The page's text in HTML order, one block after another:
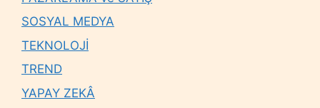
SOSYAL MEDYA
TEKNOLOJİ
TREND
YAPAY ZEKÂ